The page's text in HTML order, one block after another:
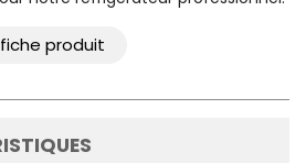
produit